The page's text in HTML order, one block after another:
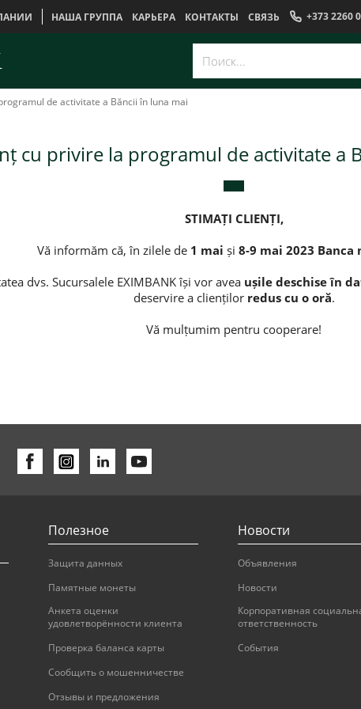
НАША ГРУППА КАРЬЕРА КОНТАКТЫ CВЯЗЬ +373 2260
de activitate a Băncii în luna mai
cu privire la programul de activitate a
STIMAȚI CLIENȚI,
Vă informăm că, în zilele de 1 mai și 8-9 mai 2023 Banca
dvs. Sucursalele EXIMBANK își vor avea ușile deschise în
deservire a clienților redus cu o oră.
Vă mulțumim pentru cooperare!
Полезное
Защита данных
Памятные монеты
Анкета оценки
удовлетворённости клиента
Проверка баланса карты
Сообщить о мошенничестве
Отзывы и предложения
Новости
Объявления
Новости
Корпоративная
ответственность
События